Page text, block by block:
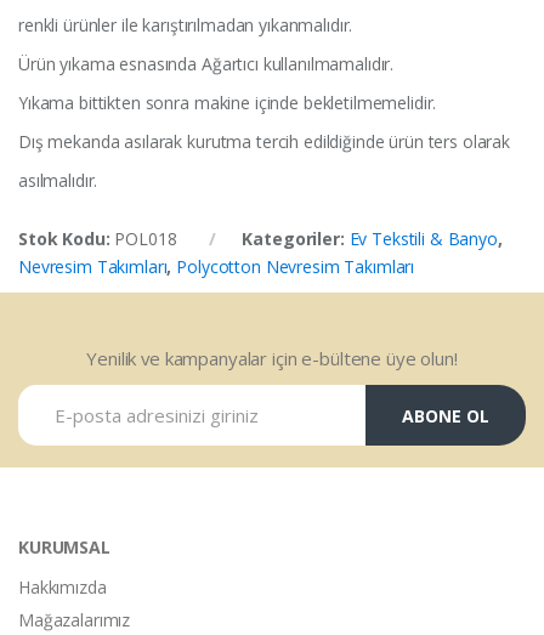
renkli ürünler ile karıştırılmadan yıkanmalıdır.
Ürün yıkama esnasında Ağartıcı kullanılmamalıdır.
Yıkama bittikten sonra makine içinde bekletilmemelidir.
Dış mekanda asılarak kurutma tercih edildiğinde ürün ters olarak
asılmalıdır.
Stok Kodu: POL018 Kategoriler: Ev Tekstili & Banyo,
Nevresim Takımları, Polycotton Nevresim Takımları
Yenilik ve kampanyalar için e-bültene üye olun!
ABONE OL
KURUMSAL
Hakkımızda
Mağazalarımız